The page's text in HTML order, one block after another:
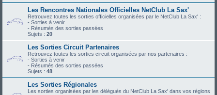
Les Rencontres Nationales Officielles NetClub La Sax'
Retrouvez toutes les sorties officielles organisées par le NetClub La Sax' :
- Sorties à venir
- Résumés des sorties passées
Sujets : 20
Les Sorties Circuit Partenaires
Retrouvez toutes les sorties circuit organisées par nos partenaires :
- Sorties à venir
- Résumés des sorties passées
Sujets : 48
Les Sorties Régionales
Les sorties organisées par les délégués du NetClub La Sax' dans vos régions